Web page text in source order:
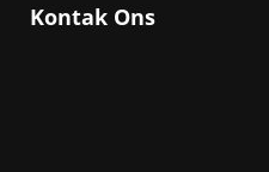
Kontak Ons